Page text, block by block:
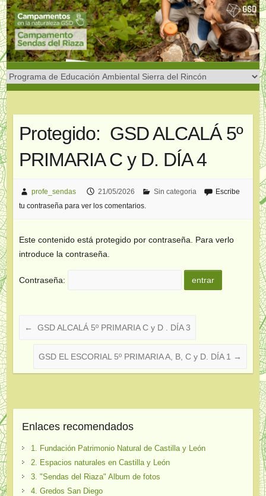
Saltar
al
contenido
Protegido: GSD ALCALÁ 5º
PRIMARIA C y D. DÍA 4
profe_sendas 21/05/2026 Sin categoria
Escribe
tu contraseña para ver los comentarios.
Este contenido está protegido por contraseña. Para verlo
introduce la contraseña.
Contraseña:
← GSD ALCALÁ 5º PRIMARIA C y D . DÍA 3
GSD EL ESCORIAL 5º PRIMARIA A, B, C y D. DÍA 1 →
Enlaces recomendados
1. Fundación Patrimonio Natural de Castilla y León
2. Espacios naturales en Castilla y León
3. "Sendas del Riaza" Album de fotos
4. Gredos San Diego